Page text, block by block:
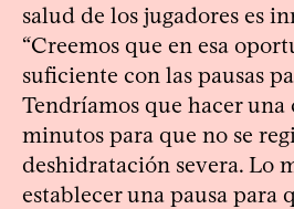
salud de los jugadores es
“Creemos que en esa
suficiente con las pausas
Tendríamos que hacer una
minutos para que no se
deshidratación severa. Lo
establecer una pausa para